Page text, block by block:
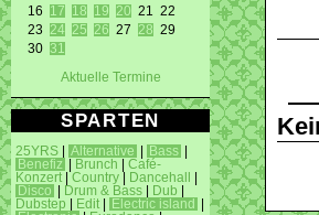
16 17 18 19 20 21 22
23 24 25 26 27 28 29
30 31
Aktuelle Termine
SPARTEN
25YRS Alternative Bass
Benefiz
Brunch
Café-
Konzert
Country Dancehall
Disco
Drum & Bass Dub
Dubstep
Edit Electric island